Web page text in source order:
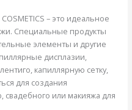
– это идеальное
Специальные продукты
элементы и другие
дисплазии,
капиллярную сетку,
для создания
или макияжа для